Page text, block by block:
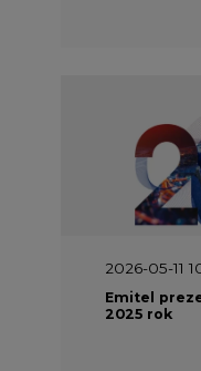
2026-05-11
Emitel
2025 rok